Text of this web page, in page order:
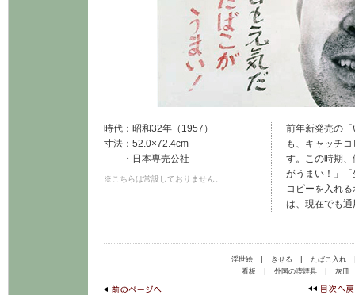
時代 ： 昭和32年（1957）
寸法 ： 52.0×72.4cm
・ 日本専売公社
※こちらは常設しておりません。
前年新発売の
も、キャッチ
す。この時期
がうまい！」
コピーを入れ
は、現在でも
浮世絵| きせる | たばこ入れ
看板 | 外国の喫煙具 | 灰皿